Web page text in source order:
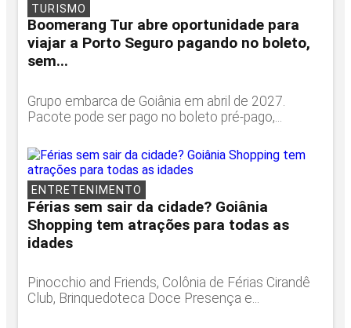
TURISMO
Boomerang Tur abre oportunidade para
viajar a Porto Seguro pagando no boleto,
sem...
Grupo embarca de Goiânia em abril de 2027.
Pacote pode ser pago no boleto pré-pago,...
ENTRETENIMENTO
Férias sem sair da cidade? Goiânia
Shopping tem atrações para todas as
idades
Pinocchio and Friends, Colônia de Férias Cirandê
Club, Brinquedoteca Doce Presença e...